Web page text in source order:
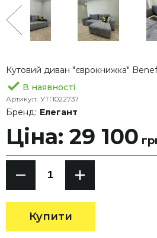
Кутовий диван "єврокнижка"
В наявності
Артикул: УТП022737
Бренд: Елегант
Ціна: 29 100
Купити